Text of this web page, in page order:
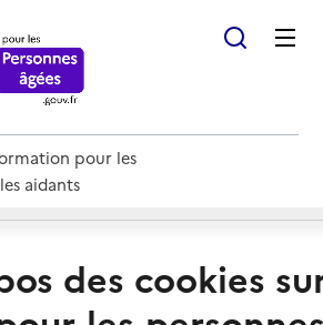
pour les
aidants
de familles, de soutien par
des cookies